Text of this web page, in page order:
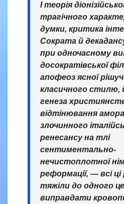
І теорія
трагічного
думки, критика
Сократа й
при одночасному
досократівської
апофеоз ясної
класичного стилю,
генеза
відтінювання
злочинного
ренесансу на тлі
сентиментально-
нечистоплотної
реформації, — всі
тяжіли до одного
виправдати